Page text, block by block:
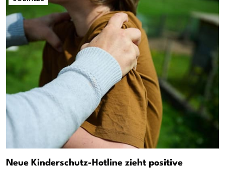
Neue Kinderschutz-Hotline zieht positive